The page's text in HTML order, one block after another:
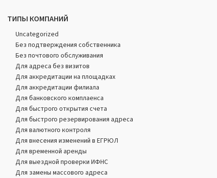
ТИПЫ КОМПАНИЙ
Uncategorized
Без подтверждения собственника
Без почтового обслуживания
Для адреса без визитов
Для аккредитации на площадках
Для аккредитации филиала
Для банковского комплаенса
Для быстрого открытия счета
Для быстрого резервирования адреса
Для валютного контроля
Для внесения изменений в ЕГРЮЛ
Для временной аренды
Для выездной проверки ИФНС
Для замены массового адреса